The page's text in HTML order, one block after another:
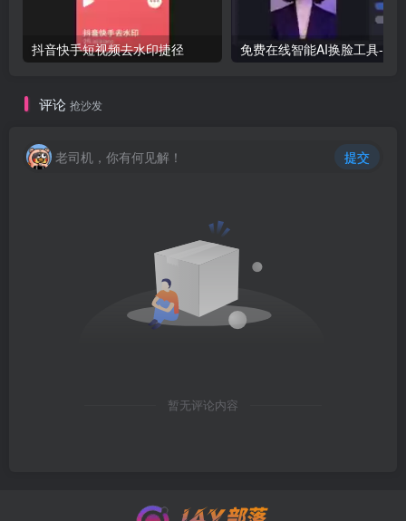
抖音快手短视频去水印捷径
评论 抢沙发
老司机，你有何见解！ 提交
暂无评论内容